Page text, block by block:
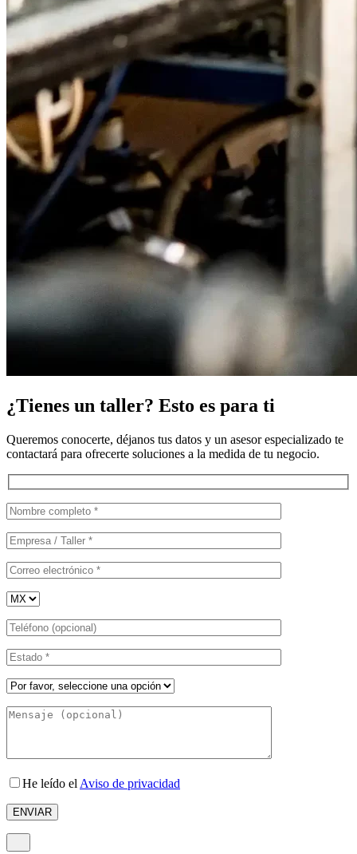
¿Tienes un taller? Esto es para ti
Queremos conocerte, déjanos tus datos y un asesor especializado te
contactará para ofrecerte soluciones a la medida de tu negocio.
He leído el Aviso de privacidad